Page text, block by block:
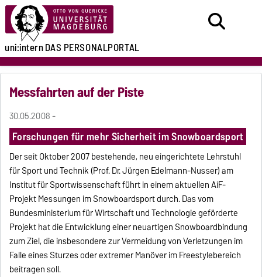
uni:internDAS PERSONALPORTAL
Messfahrten auf der Piste
30.05.2008 -
Forschungen für mehr Sicherheit im Snowboardsport
Der seit Oktober 2007 bestehende, neu eingerichtete Lehrstuhl
für Sport und Technik (Prof. Dr. Jürgen Edelmann-Nusser) am
Institut für Sportwissenschaft führt in einem aktuellen AiF-
Projekt Messungen im Snowboardsport durch. Das vom
Bundesministerium für Wirtschaft und Technologie geförderte
Projekt hat die Entwicklung einer neuartigen Snowboardbindung
zum Ziel, die insbesondere zur Vermeidung von Verletzungen im
Falle eines Sturzes oder extremer Manöver im Freestylebereich
beitragen soll.